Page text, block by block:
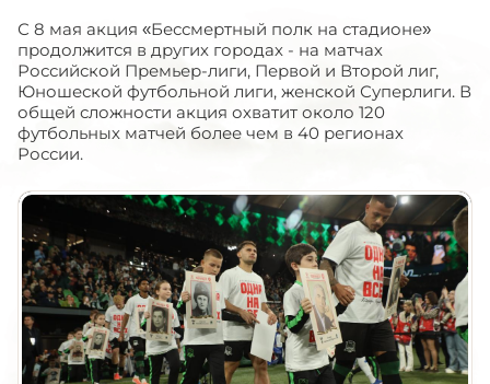
С 8 мая акция «Бессмертный полк на стадионе»
продолжится в других городах - на матчах
Российской Премьер-лиги, Первой и Второй лиг,
Юношеской футбольной лиги, женской Суперлиги. В
общей сложности акция охватит около 120
футбольных матчей более чем в 40 регионах
России.